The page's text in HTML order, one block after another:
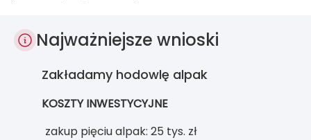
Najważniejsze wnioski
Zakładamy hodowlę alpak
KOSZTY INWESTYCYJNE
zakup pięciu alpak: 25 tys. zł